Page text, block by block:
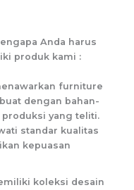
Anda harus
produk kami :
furniture
dengan bahan-
yang teliti.
standar kualitas
kepuasan
koleksi desain